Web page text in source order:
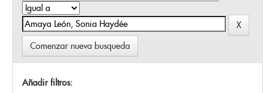
Comenzar nueva busqueda
Añadir filtros: